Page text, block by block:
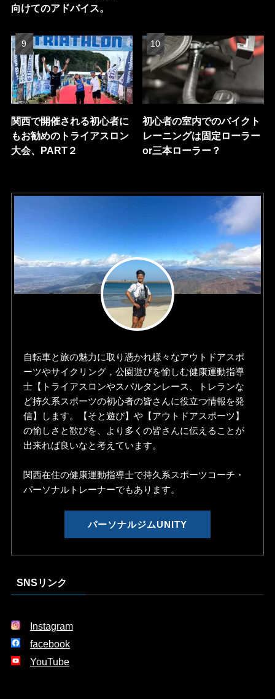
向けてのアドバイス。
関西で開催される初心者に
もお勧めのトライアスロン
大会、PART２
初心者の室内でのバイクト
レーニングは固定ローラー
or三本ローラー？
自転車と旅の魅力に取り憑かれ様々なアウトドアスポ
ーツやサイクリング，公園遊びを愉しむ健康運動指導
士【トライアスロンやスパルタンレース、トレランな
ど持久系スポーツの初心者の皆さんに役立つ情報を発
信】します。【そと遊び】や【アウトドアスポーツ】
の愉しさと歓びを、より多くの皆さんに伝えることが
出来れば良いなと考えています。
関西在住の健康運動指導士で持久系スポーツコーチ・
パーソナルトレーナーでもあります。
パーソナルジムUNITY
SNSリンク
Instagram
facebook
YouTube